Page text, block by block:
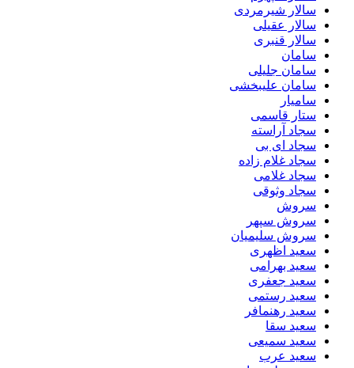
سالار شیرمردی
سالار عقیلی
سالار قنبری
سامان
سامان جلیلی
سامان علیبخشی
سامیار
ستار قاسمی
سجاد آراسته
سجاد ای بی
سجاد غلام زاده
سجاد غلامی
سجاد وثوقى
سروش
سروش سپهر
سروش سلیمیان
سعید اظهری
سعید بهرامی
سعید جعفری
سعید رستمی
سعید رهنمافر
سعید سقا
سعید سمیعی
سعید عرب